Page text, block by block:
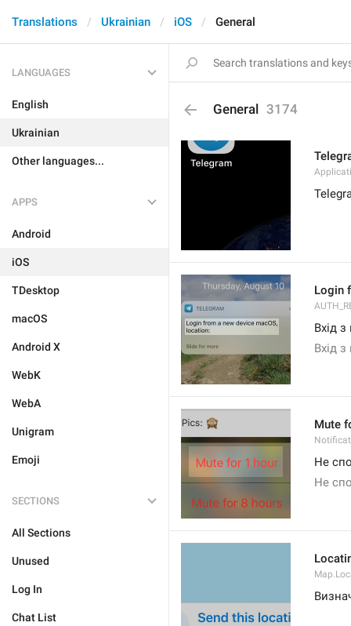
Translations Ukrainian iOS General
LANGUAGES
English
Ukrainian
Other languages...
APPS
Android
iOS
TDesktop
macOS
Android X
WebK
WebA
Unigram
Emoji
SECTIONS
All Sections
Unused
Log In
Chat List
General 3174
Login
Вхід
Вхід
Mute
Не
Не